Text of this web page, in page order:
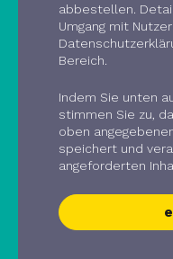
abbestellen.
Umgang mit
Bereich.
Indem Sie unten
stimmen Sie zu,
oben
speichert und
angeforderten